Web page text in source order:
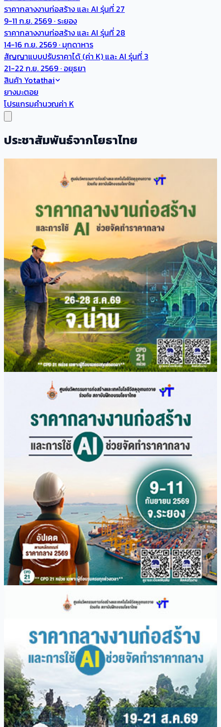
ราคากลางงานก่อสร้าง และ AI รุ่นที่ 27
9-11 ก.ย. 2569 · ระยอง
ราคากลางงานก่อสร้าง และ AI รุ่นที่ 28
14-16 ก.ย. 2569 · มุกดาหาร
สัญญาแบบปรับราคาได้ (ค่า K) และ AI รุ่นที่ 3
21-22 ก.ย. 2569 · อยุธยา
สินค้า Yotathai
ยางมะตอย
โปรแกรมคำนวณค่า K
ประชาสัมพันธ์จากโยธาไทย